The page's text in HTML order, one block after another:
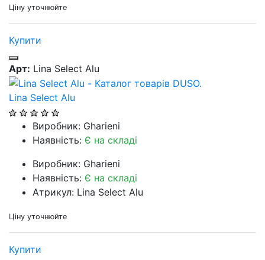
Ціну уточнюйте
Купити
Арт: Lina Select Alu
Lina Select Alu
Виробник: Gharieni
Наявність: Є на складі
Виробник: Gharieni
Наявність: Є на складі
Атрикул: Lina Select Alu
Ціну уточнюйте
Купити